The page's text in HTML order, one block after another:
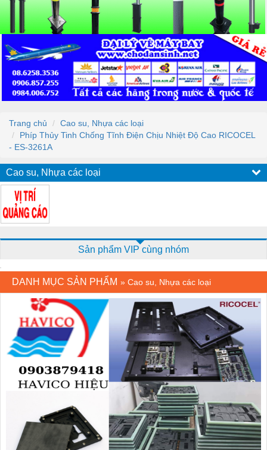
Trang chủ
Cao su, Nhựa các loại
Phíp Thủy Tinh Chống Tĩnh Điện Chịu Nhiệt Độ Cao RICOCEL
- ES-3261A
Cao su, Nhựa các loại
Sản phẩm VIP cùng nhóm
DANH MỤC SẢN PHẨM » Cao su, Nhựa các loại